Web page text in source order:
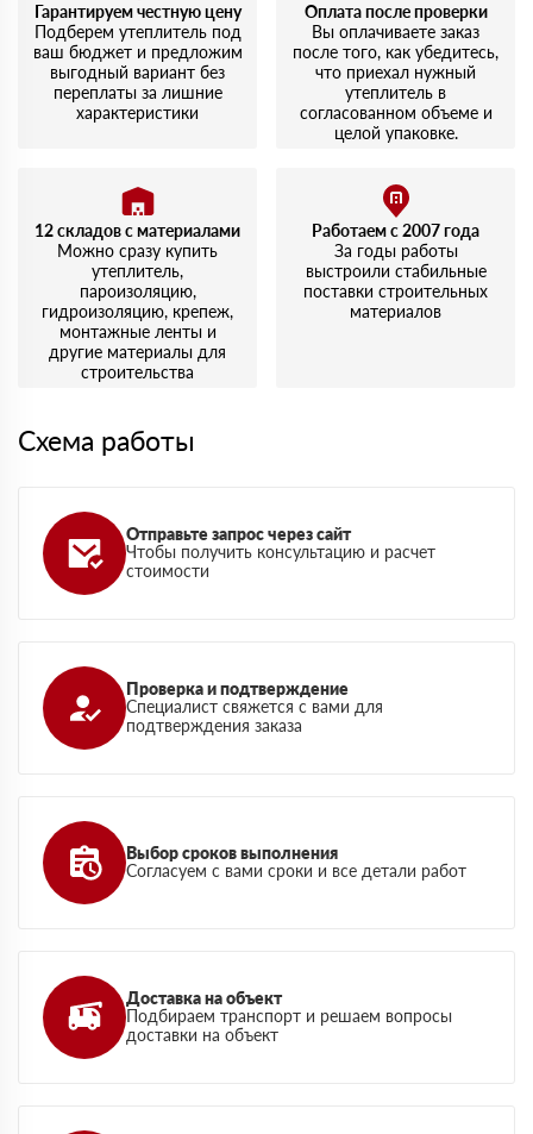
Гарантируем честную цену
Подберем утеплитель под
ваш бюджет и предложим
выгодный вариант без
переплаты за лишние
характеристики
Оплата после проверки
Вы оплачиваете заказ
после того, как убедитесь,
что приехал нужный
утеплитель в
согласованном объеме и
целой упаковке.
12 складов с материалами
Можно сразу купить
утеплитель,
пароизоляцию,
гидроизоляцию, крепеж,
монтажные ленты и
другие материалы для
строительства
Работаем с 2007 года
За годы работы
выстроили стабильные
поставки строительных
материалов
Схема работы
Отправьте запрос через сайт
Чтобы получить консультацию и расчет
стоимости
Проверка и подтверждение
Специалист свяжется с вами для
подтверждения заказа
Выбор сроков выполнения
Согласуем с вами сроки и все детали работ
Доставка на объект
Подбираем транспорт и решаем вопросы
доставки на объект